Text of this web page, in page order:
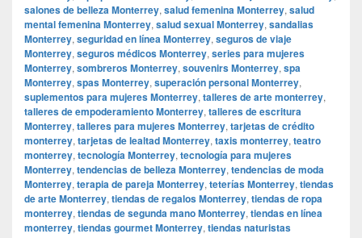
salones de belleza Monterrey, salud femenina Monterrey, salud
mental femenina Monterrey, salud sexual Monterrey, sandalias
Monterrey, seguridad en línea Monterrey, seguros de viaje
Monterrey, seguros médicos Monterrey, series para mujeres
Monterrey, sombreros Monterrey, souvenirs Monterrey, spa
Monterrey, spas Monterrey, superación personal Monterrey,
suplementos para mujeres Monterrey, talleres de arte monterrey,
talleres de empoderamiento Monterrey, talleres de escritura
Monterrey, talleres para mujeres Monterrey, tarjetas de crédito
monterrey, tarjetas de lealtad Monterrey, taxis monterrey, teatro
monterrey, tecnología Monterrey, tecnología para mujeres
Monterrey, tendencias de belleza Monterrey, tendencias de moda
Monterrey, terapia de pareja Monterrey, teterías Monterrey, tiendas
de arte Monterrey, tiendas de regalos Monterrey, tiendas de ropa
monterrey, tiendas de segunda mano Monterrey, tiendas en línea
monterrey, tiendas gourmet Monterrey, tiendas naturistas